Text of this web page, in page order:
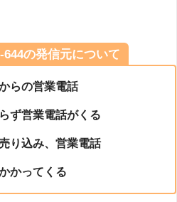
の発信元について
らの営業電話
ず営業電話がくる
り込み、営業電話
かってくる